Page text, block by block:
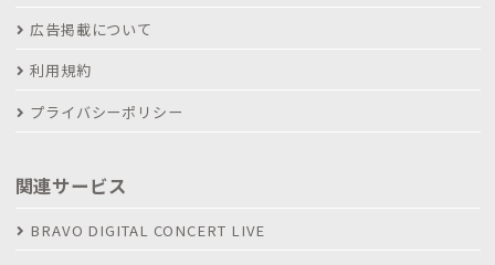
広告掲載について
利用規約
プライバシーポリシー
関連サービス
BRAVO DIGITAL CONCERT LIVE